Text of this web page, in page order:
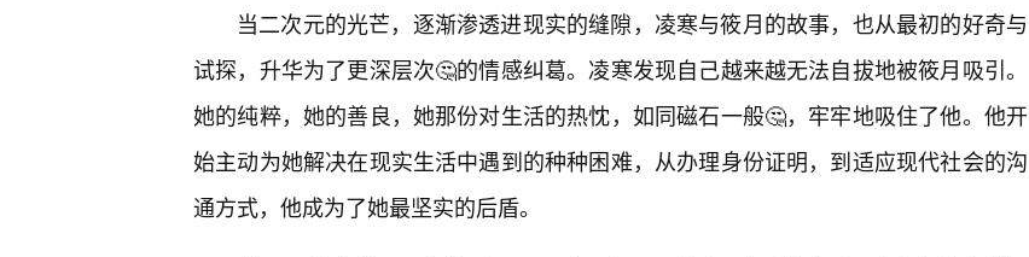
当二次元的光芒，逐渐渗透进现实的缝隙，凌寒与筱月的故事，也从最初的好奇与
试探，升华为了更深层次🤔的情感纠葛。凌寒发现自己越来越无法自拔地被筱月吸引。
她的纯粹，她的善良，她那份对生活的热忱，如同磁石一般🤔，牢牢地吸住了他。他开
始主动为她解决在现实生活中遇到的种种困难，从办理身份证明，到适应现代社会的沟
通方式，他成为了她最坚实的后盾。